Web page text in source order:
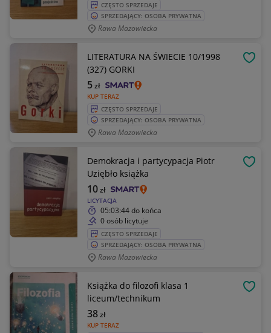
CZĘSTO SPRZEDAJE
SPRZEDAJĄCY: OSOBA PRYWATNA
Rawa Mazowiecka
LITERATURA NA ŚWIECIE 10/1998
(327) GORKI
KUP TERAZ
5zł
CZĘSTO SPRZEDAJE
SPRZEDAJĄCY: OSOBA PRYWATNA
Rawa Mazowiecka
Demokracja i partycypacja Piotr
Uziębło książka
LICYTACJA
10zł
05:03:44do końca
0 osób licytuje
CZĘSTO SPRZEDAJE
SPRZEDAJĄCY: OSOBA PRYWATNA
Rawa Mazowiecka
Książka do filozofi klasa 1
liceum/technikum
KUP TERAZ
38zł